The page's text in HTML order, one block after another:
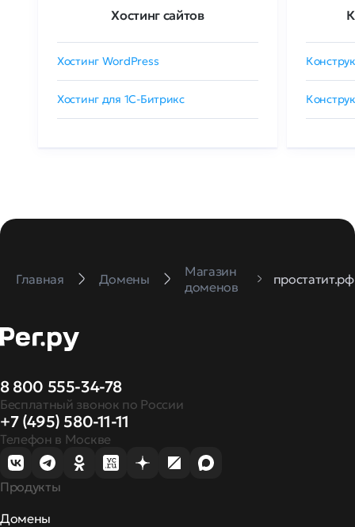
Хостинг сайтов
Хостинг WordPress
Хостинг для 1C-Битрикс
Главная Домены
Магазин
доменов
простатит.рф
8 800 555-34-78
Бесплатный звонок по России
+7 (495) 580-11-11
Телефон в Москве
Продукты
Домены